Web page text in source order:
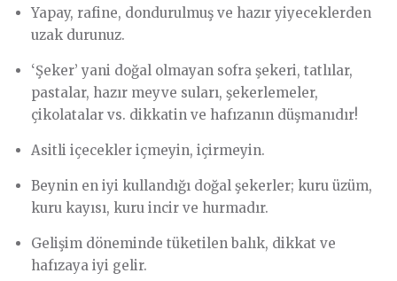
Yapay, rafine, dondurulmuş ve hazır yiyeceklerden
uzak durunuz.
‘Şeker’ yani doğal olmayan sofra şekeri, tatlılar,
pastalar, hazır meyve suları, şekerlemeler,
çikolatalar vs. dikkatin ve hafızanın düşmanıdır!
Asitli içecekler içmeyin, içirmeyin.
Beynin en iyi kullandığı doğal şekerler; kuru üzüm,
kuru kayısı, kuru incir ve hurmadır.
Gelişim döneminde tüketilen balık, dikkat ve
hafızaya iyi gelir.